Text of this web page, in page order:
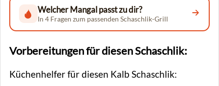
Welcher Mangal passt zu dir?
In 4 Fragen zum passenden Schaschlik-Grill
Vorbereitungen für diesen Schaschlik:
Küchenhelfer für diesen Kalb Schaschlik: